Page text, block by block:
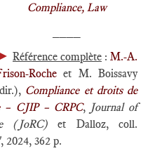
Compliance, Law
Référence complète : M.-A.
Roche et M. Boissavy
Compliance et droits de
– CJIP – CRPC, Journal of
(JoRC) et Dalloz, coll.
2024, 362 p.